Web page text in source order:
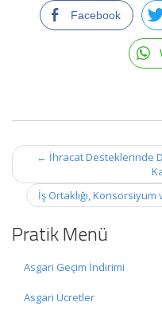
Facebook
Post
navigation
← İhracat Desteklerinde
İş Ortaklığı, Konsorsiyum
Pratik Menü
Asgari Geçim İndirimi
Asgari Ücretler